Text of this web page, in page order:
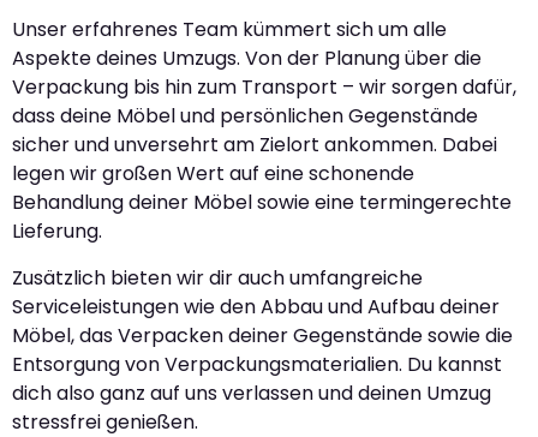
Unser erfahrenes Team kümmert sich um alle
Aspekte deines Umzugs. Von der Planung über die
Verpackung bis hin zum Transport – wir sorgen dafür,
dass deine Möbel und persönlichen Gegenstände
sicher und unversehrt am Zielort ankommen. Dabei
legen wir großen Wert auf eine schonende
Behandlung deiner Möbel sowie eine termingerechte
Lieferung.
Zusätzlich bieten wir dir auch umfangreiche
Serviceleistungen wie den Abbau und Aufbau deiner
Möbel, das Verpacken deiner Gegenstände sowie die
Entsorgung von Verpackungsmaterialien. Du kannst
dich also ganz auf uns verlassen und deinen Umzug
stressfrei genießen.